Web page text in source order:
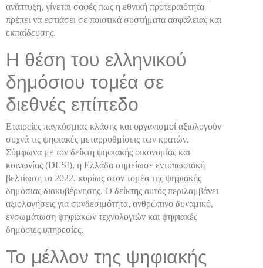
ανάπτυξη, γίνεται σαφές πως η εθνική προτεραιότητα
πρέπει να εστιάσει σε ποιοτικά συστήματα ασφάλειας και
εκπαίδευσης.
Η θέση του ελληνικού
δημόσιου τομέα σε
διεθνές επίπεδο
Εταιρείες παγκόσμιας κλάσης και οργανισμοί αξιολογούν
συχνά τις ψηφιακές μεταρρυθμίσεις των κρατών.
Σύμφωνα με τον δείκτη ψηφιακής οικονομίας και
κοινωνίας (DESI), η Ελλάδα σημείωσε εντυπωσιακή
βελτίωση το 2022, κυρίως στον τομέα της ψηφιακής
δημόσιας διακυβέρνησης. Ο δείκτης αυτός περιλαμβάνει
αξιολογήσεις για συνδεσιμότητα, ανθρώπινο δυναμικό,
ενσωμάτωση ψηφιακών τεχνολογιών και ψηφιακές
δημόσιες υπηρεσίες.
Το μέλλον της ψηφιακής